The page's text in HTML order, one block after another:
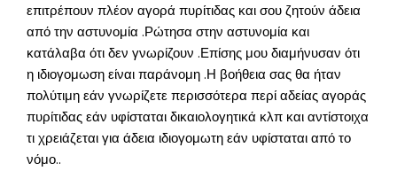
επιτρέπουν πλέον αγορά πυρίτιδας και σου ζητούν άδεια
από την αστυνομία .Ρώτησα στην αστυνομία και
κατάλαβα ότι δεν γνωρίζουν .Επίσης μου διαμήνυσαν ότι
η ιδιογομωση είναι παράνομη .Η βοήθεια σας θα ήταν
πολύτιμη εάν γνωρίζετε περισσότερα περί αδείας αγοράς
πυρίτιδας εάν υφίσταται δικαιολογητικά κλπ και αντίστοιχα
τι χρειάζεται για άδεια ιδιογομωτη εάν υφίσταται από το
νόμο..